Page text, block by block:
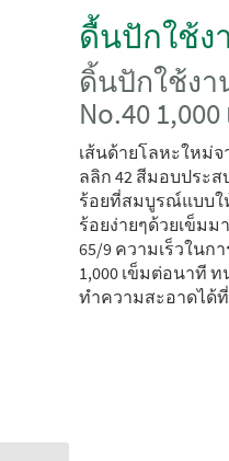
ดื้นปักใช้ง
ดิ้นปักใช้งา
No.40
เส้นด้ายโลหะใหม่จ
ลลิก 42 สีมอบประ
ร้อยที่สมบูรณ์แบบใ
ร้อยง่ายๆด้วยเข็มม
65/9 ความเร็วในก
1,000 เข็มต่อนาที
ทำความสะอาดได้ที่